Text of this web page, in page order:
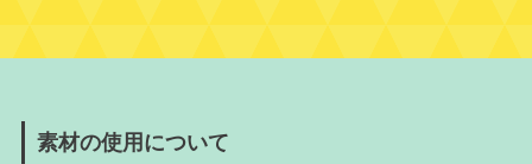
素材の使用について